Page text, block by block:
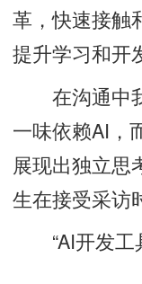
革，快速接触
提升学习和开
在沟通中我
一味依赖AI，
展现出独立思
生在接受采访
“AI开发工